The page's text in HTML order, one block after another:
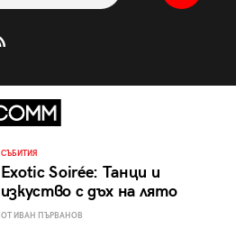
СЪБИТИЯ
Exotic Soirée: Танци и
изкуство с дъх на лято
ОТ ИВАН ПЪРВАНОВ